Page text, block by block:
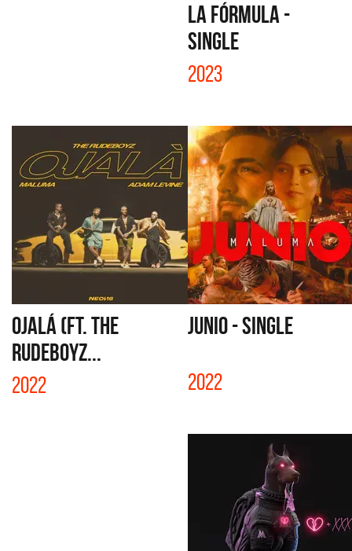
LA FÓRMULA -
SINGLE
2023
OJALÁ (FT. THE
RUDEBOYZ...
2022
JUNIO - SINGLE
2022